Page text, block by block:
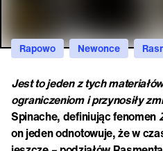
Rapowo Newonce
Jest to jeden z tych
ograniczeniom i przynosiły
Spinache, definiując fenomen
on jeden odnotowuje, że w